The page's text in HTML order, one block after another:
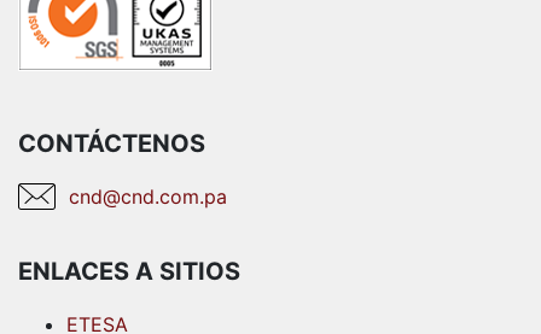
CONTÁCTENOS
cnd@cnd.com.pa
ENLACES A SITIOS
ETESA